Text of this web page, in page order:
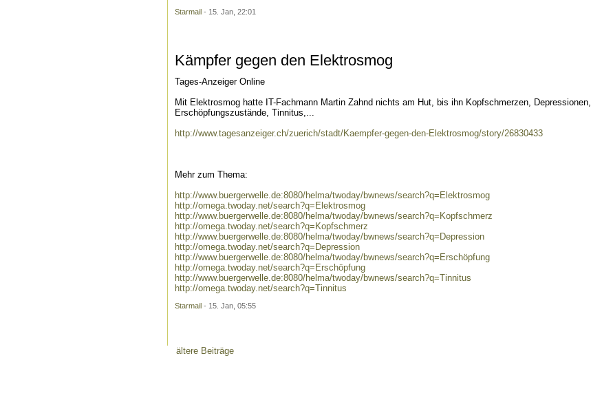
Starmail - 15. Jan, 22:01
Kämpfer gegen den Elektrosmog
Tages-Anzeiger Online
Mit Elektrosmog hatte IT-Fachmann Martin Zahnd nichts am Hut, bis ihn Kopfschmerzen, Depressionen,
Erschöpfungszustände, Tinnitus,...
http://www.tagesanzeiger.ch/zuerich/stadt/Kaempfer-gegen-den-Elektrosmog/story/26830433
Mehr zum Thema:
http://www.buergerwelle.de:8080/helma/twoday/bwnews/search?q=Elektrosmog
http://omega.twoday.net/search?q=Elektrosmog
http://www.buergerwelle.de:8080/helma/twoday/bwnews/search?q=Kopfschmerz
http://omega.twoday.net/search?q=Kopfschmerz
http://www.buergerwelle.de:8080/helma/twoday/bwnews/search?q=Depression
http://omega.twoday.net/search?q=Depression
http://www.buergerwelle.de:8080/helma/twoday/bwnews/search?q=Erschöpfung
http://omega.twoday.net/search?q=Erschöpfung
http://www.buergerwelle.de:8080/helma/twoday/bwnews/search?q=Tinnitus
http://omega.twoday.net/search?q=Tinnitus
Starmail - 15. Jan, 05:55
ältere Beiträge